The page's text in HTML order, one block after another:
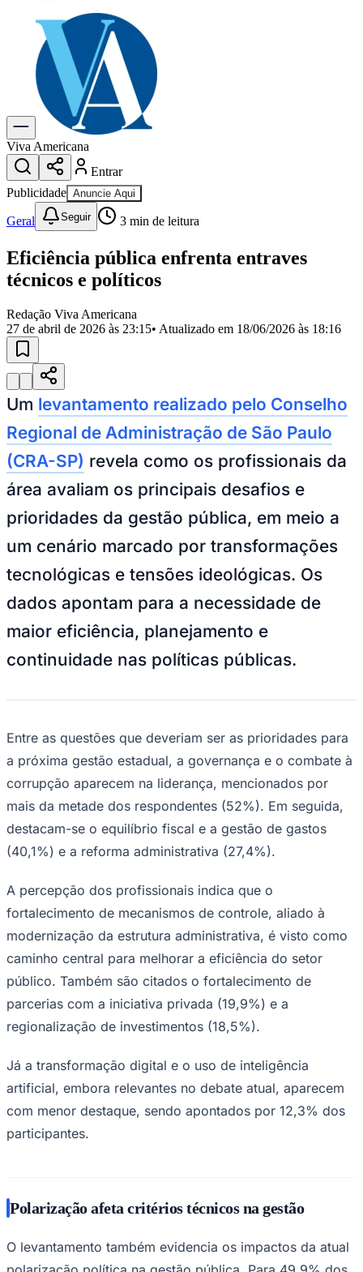
Explore Tudo
Últimas Notícias
Previsão do Tempo
Dia a Dia & Lazer
Gastronomia
Cinema & Shows
Para Sua Empresa
Anuncie no Portal
Cadastrar Empresa
Divulgar VagasNovo
Publicidade Legal
Eleições
Segurança
Saúde
Meio Ambiente
Obras
Bairros de Americana
CentroJardim Girassol
NamoradosJardim São PauloParque UniversitárioAntônio
ZanagaMathiensenCariobinhaZanagaFraronJardim
PaulistanoQuilombo
Para Sua Empresa
Anuncie no Portal
Guia de Empresas
Publicidade Legal
Hub de Negócios
Selo Verificado
Agenda de Vestibulares
Concursos
Panorama Econômico
Anuncie no Portal
Verificar EmpresaNovo
Publicidade Legal
NBA
NFL
Fórmula 1
UFC
MLB
Atletismo
Vôlei
Competições de Futebol
Brasileirão Série A
Paulistão
Libertadores
Sul-Americana
Copa América
Champions League
Premier League
La Liga
Viva Americana
Entrar
Publicidade Anuncie Aqui
Geral Seguir 3 min de leitura
Eficiência pública enfrenta entraves
técnicos e políticos
Redação Viva Americana
27 de abril de 2026 às 23:15• Atualizado em 18/06/2026 às 18:16
Um levantamento realizado pelo Conselho
Regional de Administração de São Paulo
(CRA-SP) revela como os profissionais da
área avaliam os principais desafios e
prioridades da gestão pública, em meio a
um cenário marcado por transformações
tecnológicas e tensões ideológicas. Os
dados apontam para a necessidade de
maior eficiência, planejamento e
continuidade nas políticas públicas.
Entre as questões que deveriam ser as prioridades para
a próxima gestão estadual, a governança e o combate à
corrupção aparecem na liderança, mencionados por
mais da metade dos respondentes (52%). Em seguida,
destacam-se o equilíbrio fiscal e a gestão de gastos
(40,1%) e a reforma administrativa (27,4%).
A percepção dos profissionais indica que o
fortalecimento de mecanismos de controle, aliado à
modernização da estrutura administrativa, é visto como
caminho central para melhorar a eficiência do setor
público. Também são citados o fortalecimento de
parcerias com a iniciativa privada (19,9%) e a
regionalização de investimentos (18,5%).
Já a transformação digital e o uso de inteligência
artificial, embora relevantes no debate atual, aparecem
com menor destaque, sendo apontados por 12,3% dos
participantes.
Polarização afeta critérios técnicos na gestão
O levantamento também evidencia os impactos da atual